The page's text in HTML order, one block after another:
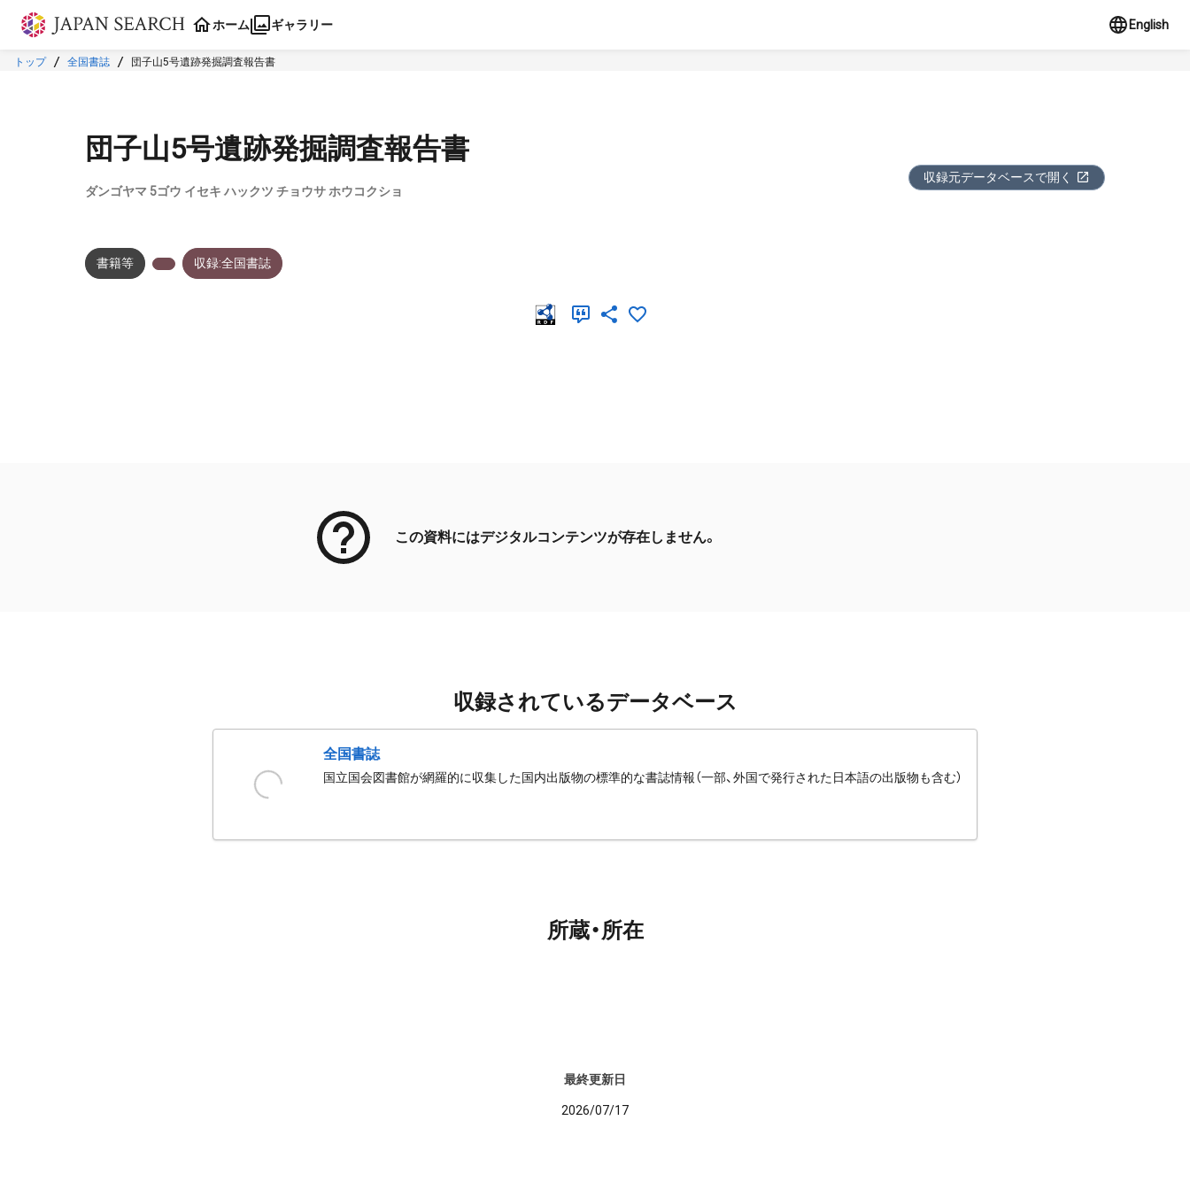
本文に飛ぶ
ホーム ギャラリー English
トップ 全国書誌 団子山5号遺跡発掘調査報告書
団子山5号遺跡発掘調査報告書
ダンゴヤマ 5ゴウ イセキ ハックツ チョウサ ホウコクショ
収録元データベースで開く
書籍等 収録:全国書誌
この資料にはデジタルコンテンツが存在しません。
収録されているデータベース
全国書誌
国立国会図書館が網羅的に収集した国内出版物の標準的な書誌情報（一部、外国で発行された日本語の出版物も含む）
所蔵・所在
最終更新日
2026/07/17